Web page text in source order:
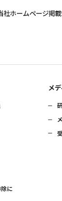
社ホームページ掲
に
メ